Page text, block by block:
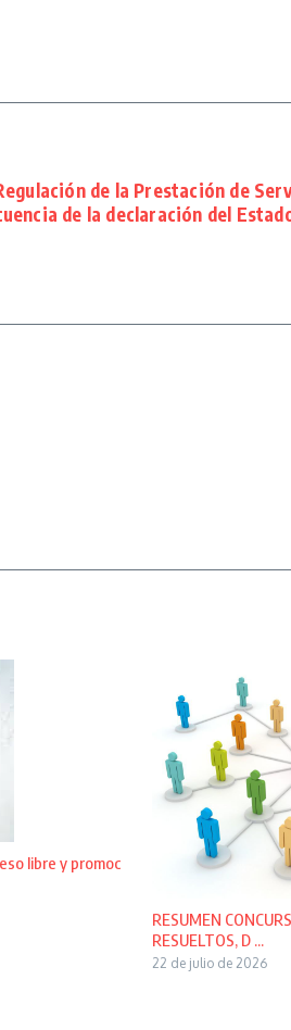
de la Prestación de
de la declaración del
libre y promoc
RESUMEN
RESUELTOS, D ...
22 de julio de 2026